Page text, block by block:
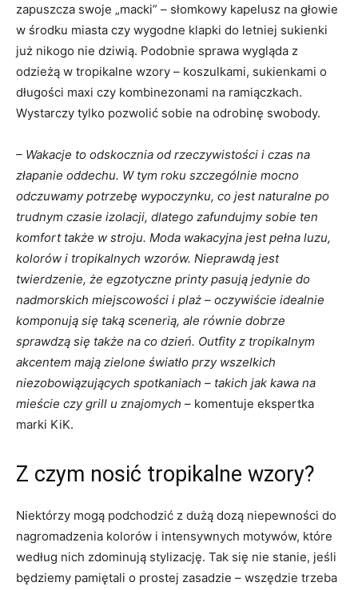
zapuszcza swoje „macki” – słomkowy kapelusz na głowie
w środku miasta czy wygodne klapki do letniej sukienki
już nikogo nie dziwią. Podobnie sprawa wygląda z
odzieżą w tropikalne wzory – koszulkami, sukienkami o
długości maxi czy kombinezonami na ramiączkach.
Wystarczy tylko pozwolić sobie na odrobinę swobody.
– Wakacje to odskocznia od rzeczywistości i czas na
złapanie oddechu. W tym roku szczególnie mocno
odczuwamy potrzebę wypoczynku, co jest naturalne po
trudnym czasie izolacji, dlatego zafundujmy sobie ten
komfort także w stroju. Moda wakacyjna jest pełna luzu,
kolorów i tropikalnych wzorów. Nieprawdą jest
twierdzenie, że egzotyczne printy pasują jedynie do
nadmorskich miejscowości i plaż – oczywiście idealnie
komponują się taką scenerią, ale równie dobrze
sprawdzą się także na co dzień. Outfity z tropikalnym
akcentem mają zielone światło przy wszelkich
niezobowiązujących spotkaniach – takich jak kawa na
mieście czy grill u znajomych – komentuje ekspertka
marki KiK.
Z czym nosić tropikalne wzory?
Niektórzy mogą podchodzić z dużą dozą niepewności do
nagromadzenia kolorów i intensywnych motywów, które
według nich zdominują stylizację. Tak się nie stanie, jeśli
będziemy pamiętali o prostej zasadzie – wszędzie trzeba